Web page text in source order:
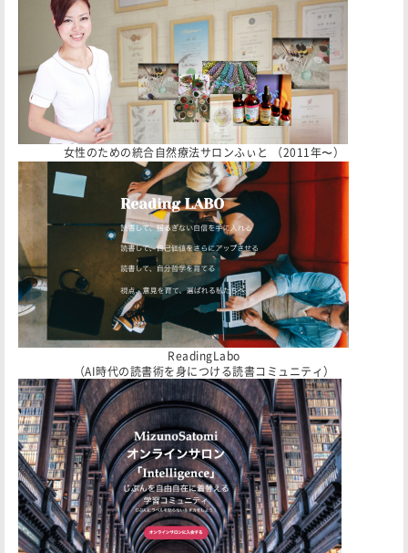
女性のための統合自然療法サロンふぃと （2011年〜）
ReadingLabo
（AI時代の読書術を身につける読書コミュニティ）